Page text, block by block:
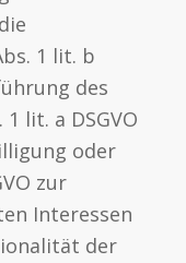
1 lit. b
des
lit. a DSGVO
oder
zur
Interessen
der